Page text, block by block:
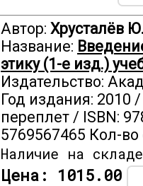
Автор: Хрусталёв
Название:
этику (1-е изд.)
Издательство:
Год издания:
переплет / ISBN:
5769567465 Кол-во
Наличие на
Цена: 1015.00